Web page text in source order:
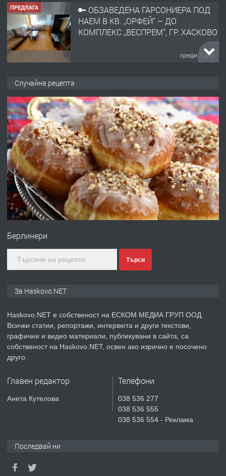
ПРЕДЛАГА
🔑 ОБЗАВЕДЕНА ГАРСОНИЕРА ПОД
НАЕМ В КВ. „ОРФЕЙ“ – ДО
КОМПЛЕКС „ВЕСПРЕМ“, ГР. ХАСКОВО
преди 3 дни
АПАРТАМЕНТ В ЦЕНТЪРА НА ГР.
ХАСКОВО
преди 4 дни
ПРЕДЛАГА Давам гараж под наем
преди 4 дни
ПРЕДЛАГА
№4120 Магазин/Офис под наем в кв.
преди 5 дни
ПРЕДЛАГА
Продавам парцел в гр. Хасково кв.
СГЛОБЯВАНЕ НА МЕБЕЛИ.
Случайна рецепта
Берлинери
Търси
За Haskovo.NET
Haskovo.NET е собственост на ЕСКОМ МЕДИА ГРУП ООД.
Всички статии, репортажи, интервюта и други текстови,
графични и видео материали, публикувани в сайта, са
собственост на Haskovo.NET, освен ако изрично е посочено
друго.
Главен редактор
Анета Кутелова
Телефони
038 536 277
038 536 555
038 536 554 - Реклама
Последвай ни